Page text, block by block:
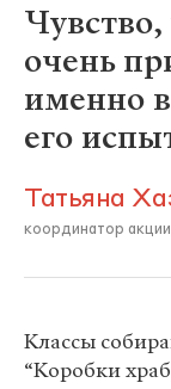
очень
именно
его
Татьяна
координатор акции
Классы
“Коробки